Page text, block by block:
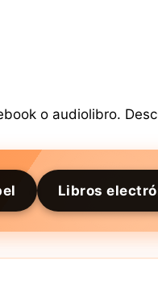
o audiolibro.
Libros